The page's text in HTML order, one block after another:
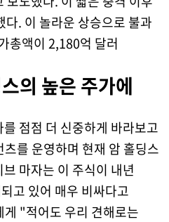
. 이 놀라운 상승으로 불과
총액이 2,180억 달러
의 높은 주가에
점점 더 신중하게 바라보고
를 운영하며 현재 암 홀딩스
마자는 이 주식이 내년
고 있어 매우 비싸다고
"적어도 우리 견해로는